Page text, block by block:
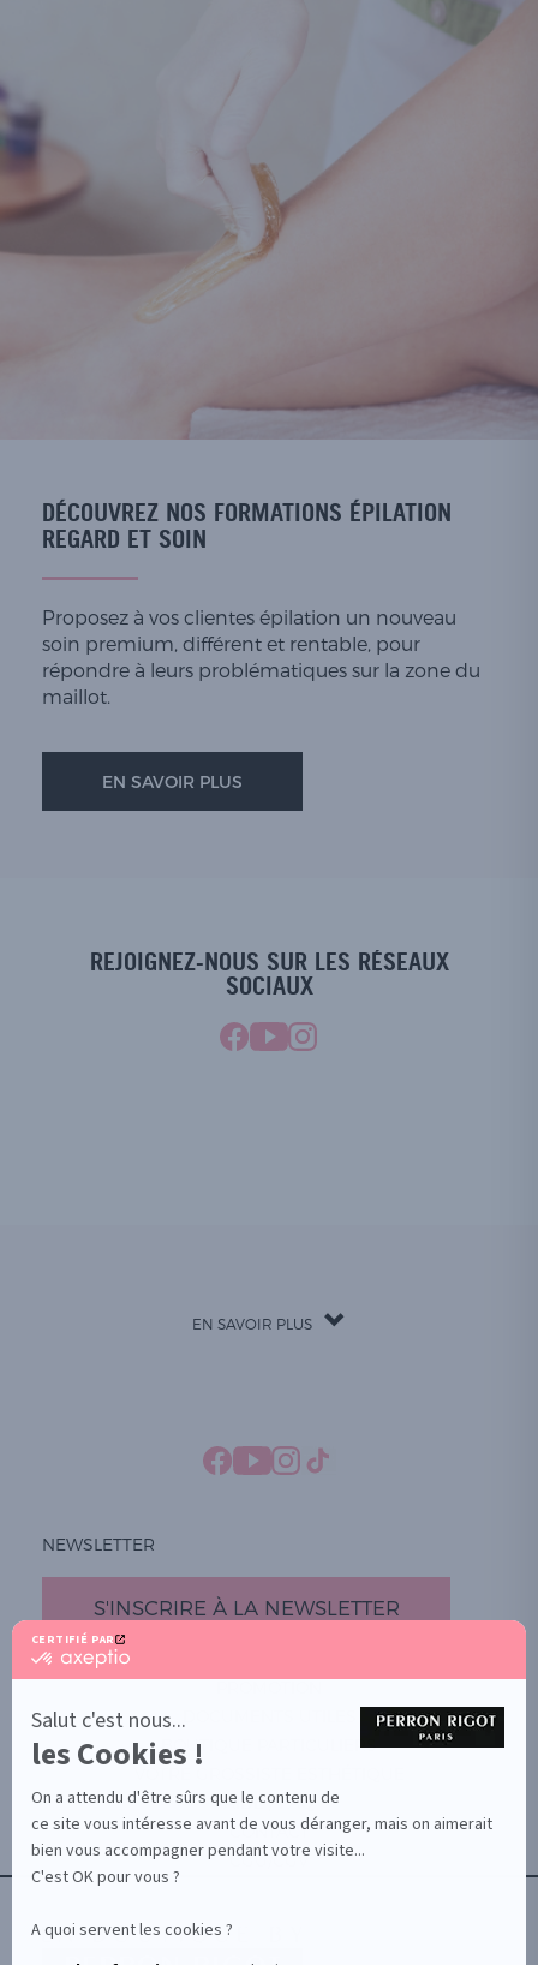
CERTIFIÉ PAR
certifié
En
savoir
plus
sur
Axeptio
Salut c'est nous...
les Cookies !
On a attendu d'être sûrs que le contenu de
ce site vous intéresse avant de vous déranger, mais on aimerait
bien vous accompagner pendant votre visite...
C'est OK pour vous ?
A quoi servent les cookies ?
DÉCOUVREZ NOS FORMATIONS ÉPILATION
REGARD ET SOIN
Proposez à vos clientes épilation un nouveau
soin premium, différent et rentable, pour
répondre à leurs problématiques sur la zone du
maillot.
EN SAVOIR PLUS
REJOIGNEZ-NOUS SUR LES RÉSEAUX
SOCIAUX
EN SAVOIR PLUS
NEWSLETTER
S'INSCRIRE À LA NEWSLETTER
BOUTIQUE PARTICULIERS
AIDE / FAQ
CONTACT
CGU/CGV